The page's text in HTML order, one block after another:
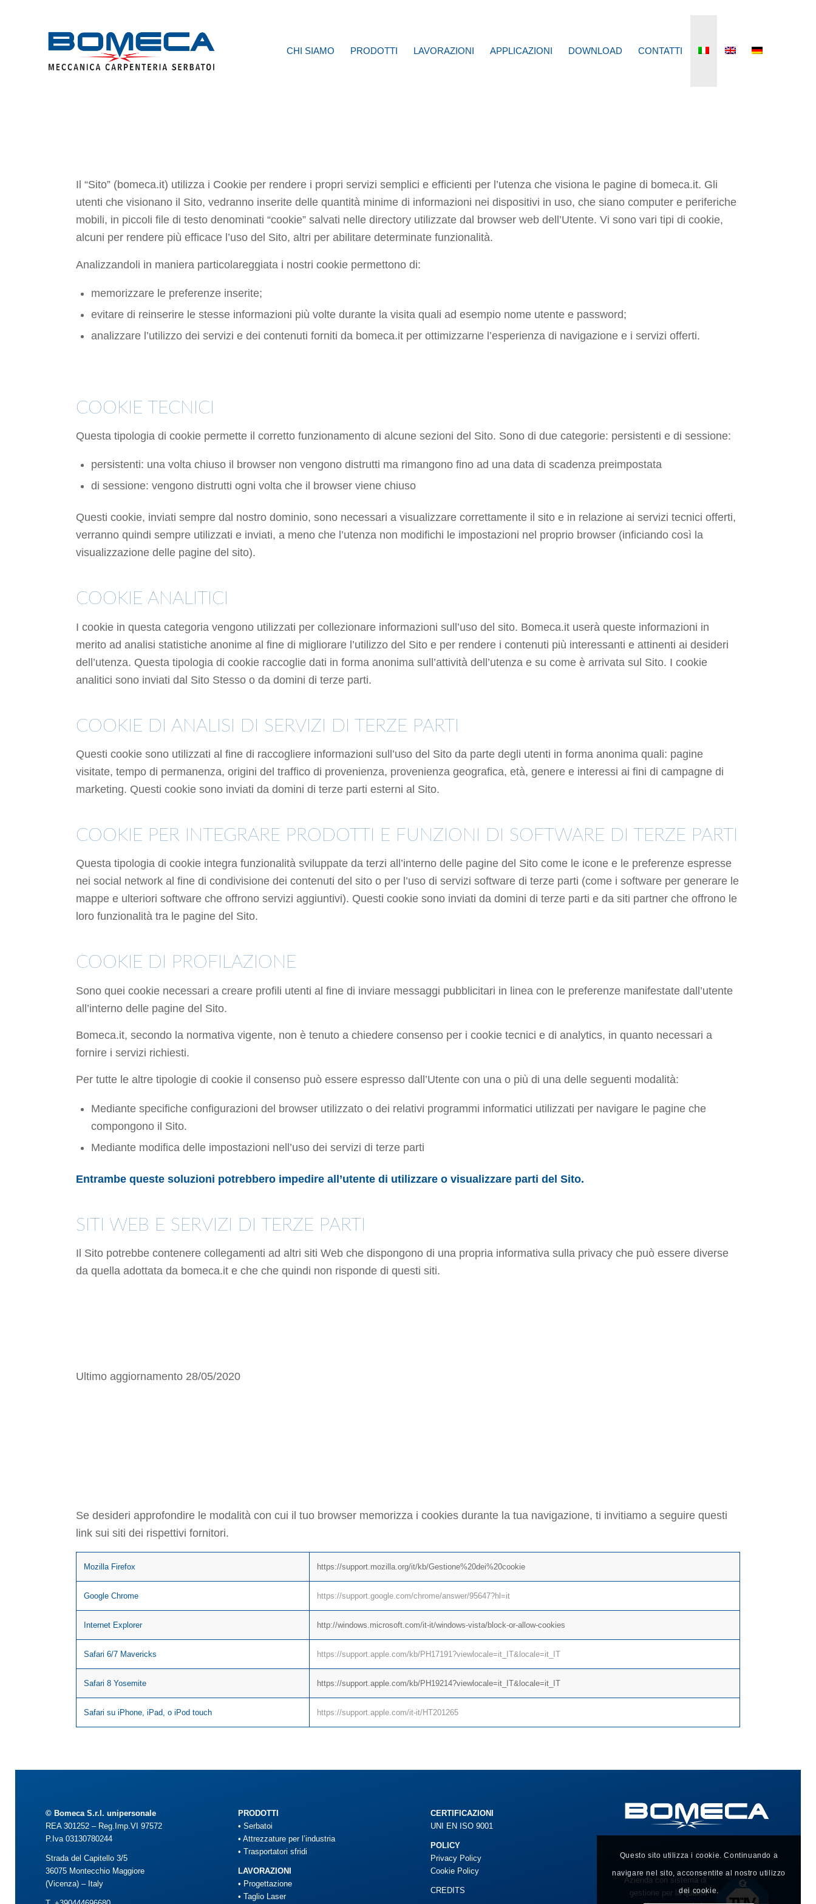
CHI SIAMO PRODOTTI LAVORAZIONI APPLICAZIONI DOWNLOAD CONTATTI
Il “Sito” (bomeca.it) utilizza i Cookie per rendere i propri servizi semplici e efficienti per l’utenza che visiona le pagine di bomeca.it. Gli
utenti che visionano il Sito, vedranno inserite delle quantità minime di informazioni nei dispositivi in uso, che siano computer e periferiche
mobili, in piccoli file di testo denominati “cookie” salvati nelle directory utilizzate dal browser web dell’Utente. Vi sono vari tipi di cookie,
alcuni per rendere più efficace l’uso del Sito, altri per abilitare determinate funzionalità.
Analizzandoli in maniera particolareggiata i nostri cookie permettono di:
memorizzare le preferenze inserite;
evitare di reinserire le stesse informazioni più volte durante la visita quali ad esempio nome utente e password;
analizzare l’utilizzo dei servizi e dei contenuti forniti da bomeca.it per ottimizzarne l’esperienza di navigazione e i servizi offerti.
COOKIE TECNICI
Questa tipologia di cookie permette il corretto funzionamento di alcune sezioni del Sito. Sono di due categorie: persistenti e di sessione:
persistenti: una volta chiuso il browser non vengono distrutti ma rimangono fino ad una data di scadenza preimpostata
di sessione: vengono distrutti ogni volta che il browser viene chiuso
Questi cookie, inviati sempre dal nostro dominio, sono necessari a visualizzare correttamente il sito e in relazione ai servizi tecnici offerti,
verranno quindi sempre utilizzati e inviati, a meno che l’utenza non modifichi le impostazioni nel proprio browser (inficiando così la
visualizzazione delle pagine del sito).
COOKIE ANALITICI
I cookie in questa categoria vengono utilizzati per collezionare informazioni sull’uso del sito. Bomeca.it userà queste informazioni in
merito ad analisi statistiche anonime al fine di migliorare l’utilizzo del Sito e per rendere i contenuti più interessanti e attinenti ai desideri
dell’utenza. Questa tipologia di cookie raccoglie dati in forma anonima sull’attività dell’utenza e su come è arrivata sul Sito. I cookie
analitici sono inviati dal Sito Stesso o da domini di terze parti.
COOKIE DI ANALISI DI SERVIZI DI TERZE PARTI
Questi cookie sono utilizzati al fine di raccogliere informazioni sull’uso del Sito da parte degli utenti in forma anonima quali: pagine
visitate, tempo di permanenza, origini del traffico di provenienza, provenienza geografica, età, genere e interessi ai fini di campagne di
marketing. Questi cookie sono inviati da domini di terze parti esterni al Sito.
COOKIE PER INTEGRARE PRODOTTI E FUNZIONI DI SOFTWARE DI TERZE PARTI
Questa tipologia di cookie integra funzionalità sviluppate da terzi all’interno delle pagine del Sito come le icone e le preferenze espresse
nei social network al fine di condivisione dei contenuti del sito o per l’uso di servizi software di terze parti (come i software per generare le
mappe e ulteriori software che offrono servizi aggiuntivi). Questi cookie sono inviati da domini di terze parti e da siti partner che offrono le
loro funzionalità tra le pagine del Sito.
COOKIE DI PROFILAZIONE
Sono quei cookie necessari a creare profili utenti al fine di inviare messaggi pubblicitari in linea con le preferenze manifestate dall’utente
all’interno delle pagine del Sito.
Bomeca.it, secondo la normativa vigente, non è tenuto a chiedere consenso per i cookie tecnici e di analytics, in quanto necessari a
fornire i servizi richiesti.
Per tutte le altre tipologie di cookie il consenso può essere espresso dall’Utente con una o più di una delle seguenti modalità:
Mediante specifiche configurazioni del browser utilizzato o dei relativi programmi informatici utilizzati per navigare le pagine che
compongono il Sito.
Mediante modifica delle impostazioni nell’uso dei servizi di terze parti
Entrambe queste soluzioni potrebbero impedire all’utente di utilizzare o visualizzare parti del Sito.
SITI WEB E SERVIZI DI TERZE PARTI
Il Sito potrebbe contenere collegamenti ad altri siti Web che dispongono di una propria informativa sulla privacy che può essere diverse
da quella adottata da bomeca.it e che che quindi non risponde di questi siti.
Ultimo aggiornamento 28/05/2020
Se desideri approfondire le modalità con cui il tuo browser memorizza i cookies durante la tua navigazione, ti invitiamo a seguire questi
link sui siti dei rispettivi fornitori.
Mozilla Firefox https://support.mozilla.org/it/kb/Gestione%20dei%20cookie
Google Chrome https://support.google.com/chrome/answer/95647?hl=it
Internet Explorer http://windows.microsoft.com/it-it/windows-vista/block-or-allow-cookies
Safari 6/7 Mavericks https://support.apple.com/kb/PH17191?viewlocale=it_IT&locale=it_IT
Safari 8 Yosemite https://support.apple.com/kb/PH19214?viewlocale=it_IT&locale=it_IT
Safari su iPhone, iPad, o iPod touch https://support.apple.com/it-it/HT201265
© Bomeca S.r.l. unipersonale
REA 301252 – Reg.Imp.VI 97572
P.Iva 03130780244
Strada del Capitello 3/5
36075 Montecchio Maggiore
(Vicenza) – Italy
PRODOTTI
• Serbatoi
• Attrezzature per l’industria
• Trasportatori sfridi
LAVORAZIONI
• Progettazione
• Taglio Laser
CERTIFICAZIONI
UNI EN ISO 9001
POLICY
Privacy Policy
Cookie Policy
CREDITS
Azienda con sistema di
gestione per la qualità
Questo sito utilizza i cookie. Continuando a
navigare nel sito, acconsentite al nostro utilizzo
dei cookie.